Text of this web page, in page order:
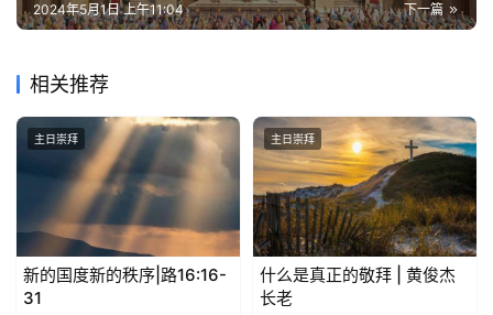
下一篇
2024年5月1日 上午11:04
相关推荐
主日崇拜
新的国度新的秩序|路16:16-
31
主日崇拜
什么是真正的敬拜 | 黄俊杰
长老